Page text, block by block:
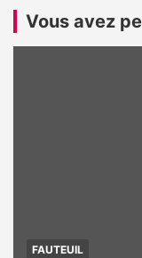
Vous avez
FAUTEUIL